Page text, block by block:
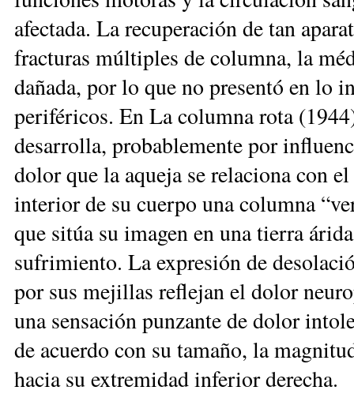
afectada. La recuperación de tan
fracturas múltiples de columna, la
dañada, por lo que no presentó en lo
periféricos. En La columna rota
desarrolla, probablemente por
dolor que la aqueja se relaciona con
interior de su cuerpo una columna
que sitúa su imagen en una tierra
sufrimiento. La expresión de
por sus mejillas reflejan el dolor
una sensación punzante de dolor
de acuerdo con su tamaño, la
hacia su extremidad inferior derecha.